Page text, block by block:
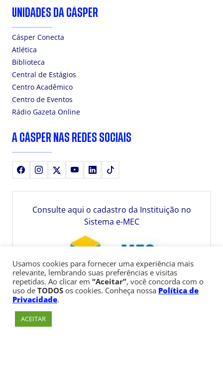
UNIDADES DA CÁSPER
Cásper Conecta
Atlética
Biblioteca
Central de Estágios
Centro Acadêmico
Centro de Eventos
Rádio Gazeta Online
A CÁSPER NAS REDES SOCIAIS
FacebookInstagram YoutubeLinkedIn
Consulte aqui o cadastro da Instituição no
Sistema e-MEC
Usamos cookies para fornecer uma experiência mais
relevante, lembrando suas preferências e visitas
repetidas. Ao clicar em “Aceitar”, você concorda com o
uso de TODOS os cookies. Conheça nossa Política de
Privacidade.
ACEITAR